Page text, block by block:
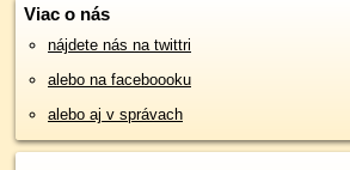
Viac o nás
nájdete nás na twittri
alebo na faceboooku
alebo aj v správach